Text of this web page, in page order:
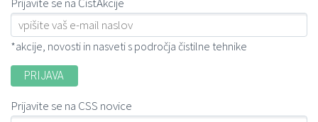
*akcije, novosti in nasveti s področja čistilne tehnike
Prijavite se na CSS novice